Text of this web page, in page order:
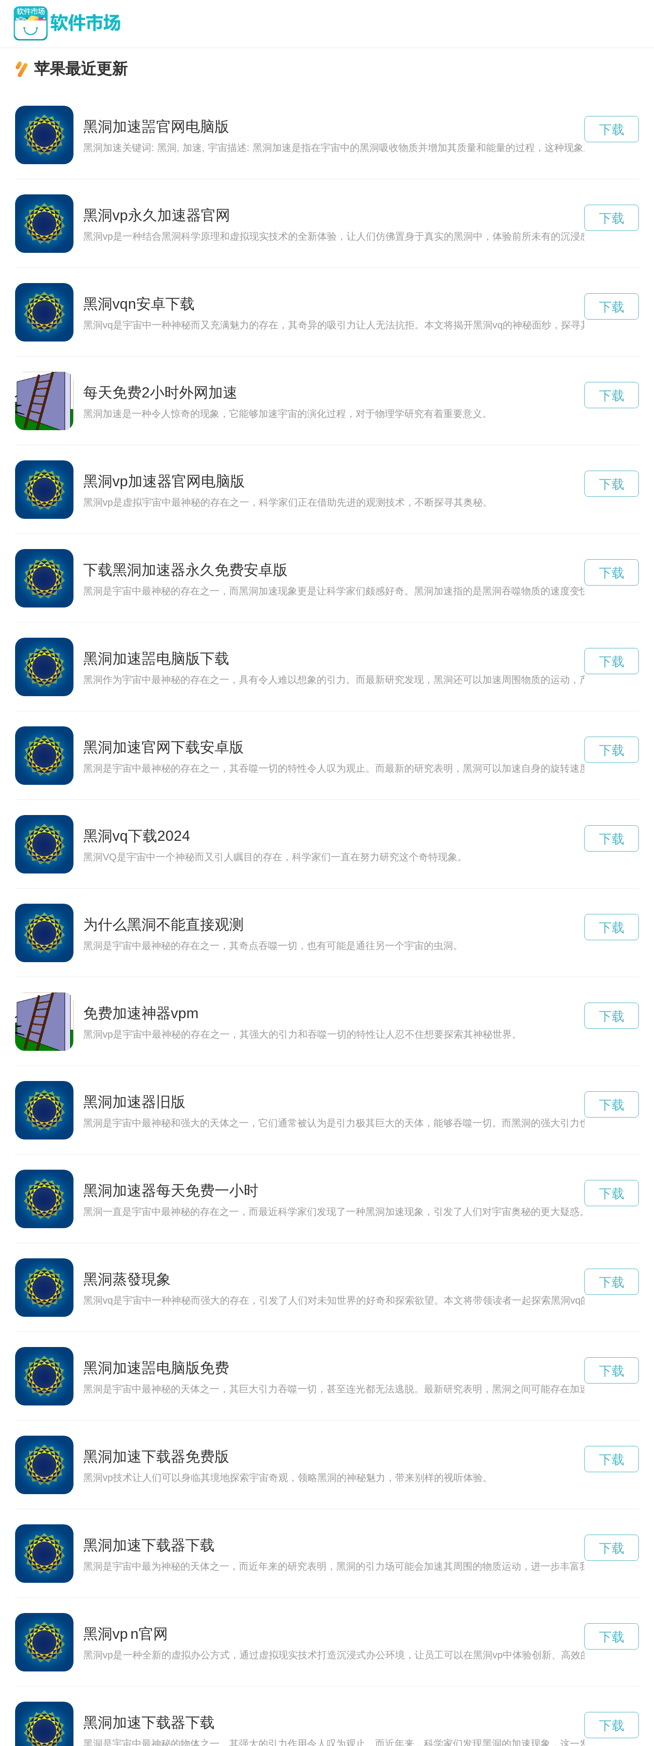
苹果最近更新
黑洞加速噐官网电脑版
黑洞加速关键词: 黑洞, 加速, 宇宙描述: 黑洞加速是指在宇宙中的黑洞吸收物质并增加其质量和能量的过程，这种现象对宇宙的演
下载
黑洞vp永久加速器官网
黑洞vp是一种结合黑洞科学原理和虚拟现实技术的全新体验，让人们仿佛置身于真实的黑洞中，体验前所未有的沉浸感和刺激。
下载
黑洞vqn安卓下载
黑洞vq是宇宙中一种神秘而又充满魅力的存在，其奇异的吸引力让人无法抗拒。本文将揭开黑洞vq的神秘面纱，探寻其背后的奥秘。
下载
每天免费2小时外网加速
黑洞加速是一种令人惊奇的现象，它能够加速宇宙的演化过程，对于物理学研究有着重要意义。
下载
黑洞vp加速器官网电脑版
黑洞vp是虚拟宇宙中最神秘的存在之一，科学家们正在借助先进的观测技术，不断探寻其奥秘。
下载
下载黑洞加速器永久免费安卓版
黑洞是宇宙中最神秘的存在之一，而黑洞加速现象更是让科学家们颇感好奇。黑洞加速指的是黑洞吞噬物质的速度变快的现象，这种
下载
黑洞加速噐电脑版下载
黑洞作为宇宙中最神秘的存在之一，具有令人难以想象的引力。而最新研究发现，黑洞还可以加速周围物质的运动，产生更加强大的
下载
黑洞加速官网下载安卓版
黑洞是宇宙中最神秘的存在之一，其吞噬一切的特性令人叹为观止。而最新的研究表明，黑洞可以加速自身的旋转速度，这一发现引
下载
黑洞vq下载2024
黑洞VQ是宇宙中一个神秘而又引人瞩目的存在，科学家们一直在努力研究这个奇特现象。
下载
为什么黑洞不能直接观测
黑洞是宇宙中最神秘的存在之一，其奇点吞噬一切，也有可能是通往另一个宇宙的虫洞。
下载
免费加速神器vpm
黑洞vp是宇宙中最神秘的存在之一，其强大的引力和吞噬一切的特性让人忍不住想要探索其神秘世界。
下载
黑洞加速器旧版
黑洞是宇宙中最神秘和强大的天体之一，它们通常被认为是引力极其巨大的天体，能够吞噬一切。而黑洞的强大引力也导致了它们
下载
黑洞加速器每天免费一小时
黑洞一直是宇宙中最神秘的存在之一，而最近科学家们发现了一种黑洞加速现象，引发了人们对宇宙奥秘的更大疑惑。
下载
黑洞蒸發現象
黑洞vq是宇宙中一种神秘而强大的存在，引发了人们对未知世界的好奇和探索欲望。本文将带领读者一起探索黑洞vq的奇妙世界。
下载
黑洞加速噐电脑版免费
黑洞是宇宙中最神秘的天体之一，其巨大引力吞噬一切，甚至连光都无法逃脱。最新研究表明，黑洞之间可能存在加速现象，这一发
下载
黑洞加速下载器免费版
黑洞vp技术让人们可以身临其境地探索宇宙奇观，领略黑洞的神秘魅力，带来别样的视听体验。
下载
黑洞加速下载器下载
黑洞是宇宙中最为神秘的天体之一，而近年来的研究表明，黑洞的引力场可能会加速其周围的物质运动，进一步丰富我们对宇宙起源
下载
黑洞vp n官网
黑洞vp是一种全新的虚拟办公方式，通过虚拟现实技术打造沉浸式办公环境，让员工可以在黑洞vp中体验创新、高效的工作方式，提
下载
黑洞加速下载器下载
黑洞是宇宙中最神秘的物体之一，其强大的引力作用令人叹为观止。而近年来，科学家们发现黑洞的加速现象，这一发现引起了人们
下载